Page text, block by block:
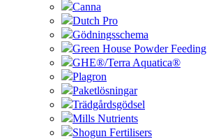
Canna
Dutch Pro
Gödningsschema
Green House Powder Feeding
GHE®/Terra Aquatica®
Plagron
Paketlösningar
Trädgårdsgödsel
Mills Nutrients
Shogun Fertilisers